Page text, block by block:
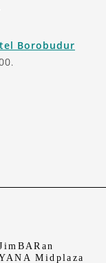
Borobudur
Midplaza